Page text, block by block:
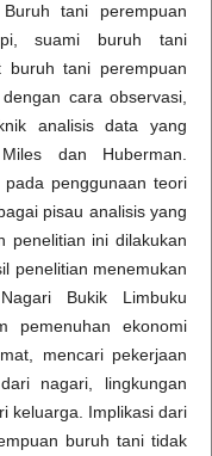
tani perempuan
suami buruh tani
buruh tani perempuan
cara observasi,
analisis data yang
dan Huberman.
penggunaan teori
pisau analisis yang
penelitian ini dilakukan
penelitian menemukan
Bukik Limbuku
pemenuhan ekonomi
mencari pekerjaan
nagari, lingkungan
keluarga. Implikasi dari
buruh tani tidak